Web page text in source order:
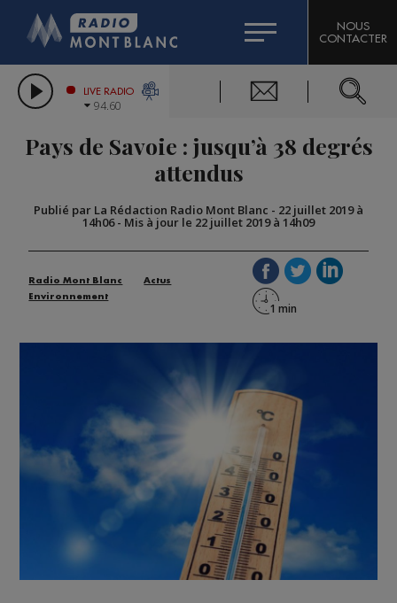
LES CHRONIQUES DE L'EXPERT
CITIZEN MACHINERY
GRAND MASSIF DOMAINES SKIABLES
BIGARD
COMPAGNIE DU MONT-BLANC
NOUS
CONTACTER
LIVE RADIO
94.60
Pays de Savoie : jusqu’à 38 degrés
attendus
Publié par La Rédaction Radio Mont Blanc - 22 juillet 2019 à
14h06- Mis à jour le 22 juillet 2019 à 14h09
Radio Mont Blanc
Actus
Environnement